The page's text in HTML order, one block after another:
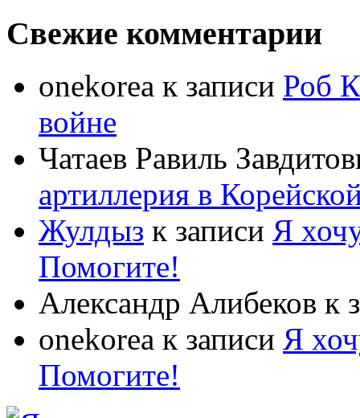
Свежие комментарии
onekorea к записи Роб
войне
Чатаев Равиль
артиллерия в
Жулдыз к записи Я
Помогите!
Александр Алибеков к
onekorea к записи Я
Помогите!